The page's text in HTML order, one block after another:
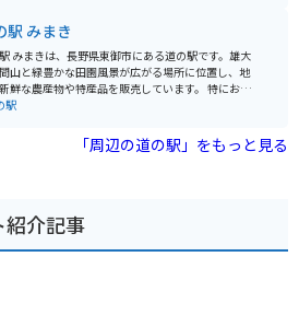
は、道の駅から白馬方面へ続く国道148号線は、
プスを眺めながらの爽快なワインディングロード
し、冬季は積雪のため通行止めとな
があるので注意が必要です。周辺には、栂池高原
場や白馬乗鞍温泉など、観光スポットも充実して
駅 みまき
みまきは、長野県東御市にある道の駅です。雄大
山と緑豊かな田園風景が広がる場所に位置し、地
鮮な農産物や特産品を販売しています。 特におす
、地元産の新鮮な野菜や果物を使ったソフトクリ
ちそばも人気があります。バイクで訪れる際は、道
の駐車場にバイク専用の駐車スペースがあるので安
。
駅
「周辺の道の駅」をもっと見る
紹介記事